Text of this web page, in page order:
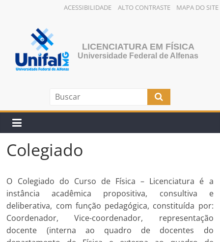
ACESSIBILIDADE ALTO CONTRASTE MAPA DO SITE
conteúdo
LICENCIATURA EM FÍSICA
Universidade Federal de Alfenas
Colegiado
O Colegiado do Curso de Física – Licenciatura é a
instância acadêmica propositiva, consultiva e
deliberativa, com função pedagógica, constituída por:
Coordenador, Vice-coordenador, representação
docente (interna ao quadro de docentes do